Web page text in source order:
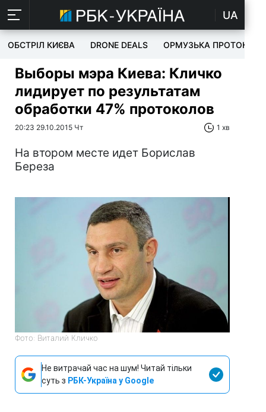
UA
ОБСТРІЛ КИЄВА DRONE DEALS ОРМУЗЬКА ПРОТОКА
Выборы мэра Киева: Кличко
лидирует по результатам
обработки 47% протоколов
20:23 29.10.2015 Чт 1 хв
На втором месте идет Борислав
Береза
Фото: Виталий Кличко
Не витрачай час на шум! Читай тільки
суть з РБК-Україна у Google